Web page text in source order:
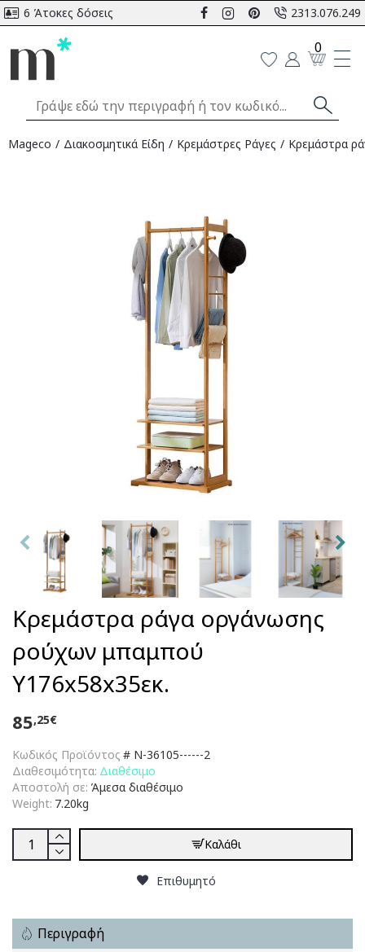
6 Άτοκες δόσεις 2313.076.249
0
Mageco Διακοσμητικά Είδη Κρεμάστρες Ράγες Κρεμάστρα
Κρεμάστρα ράγα οργάνωσης
ρούχων μπαμπού
Υ176x58x35εκ.
Κωδικός Προϊόντος # N-36105------2
Διαθεσιμότητα: Διαθέσιμο
Αποστολή σε: Άμεσα διαθέσιμο
Weight: 7.20kg
85,25€
Καλάθι
Επιθυμητό
Περιγραφή